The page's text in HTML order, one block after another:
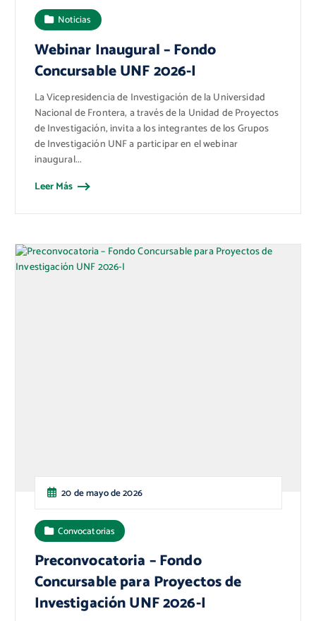
Noticias
Webinar Inaugural – Fondo
Concursable UNF 2026-I
La Vicepresidencia de Investigación de la Universidad
Nacional de Frontera, a través de la Unidad de Proyectos
de Investigación, invita a los integrantes de los Grupos
de Investigación UNF a participar en el webinar
inaugural...
Leer Más
20 de mayo de 2026
Convocatorias
Preconvocatoria – Fondo
Concursable para Proyectos de
Investigación UNF 2026-I